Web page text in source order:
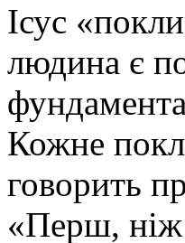
Ісус
людина є
Кожне
говорить
«Перш, ніж